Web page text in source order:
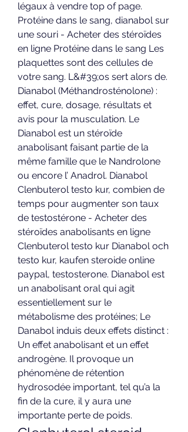
légaux à vendre top of page.
Protéine dans le sang, dianabol sur
une souri - Acheter des stéroïdes
en ligne Protéine dans le sang Les
plaquettes sont des cellules de
votre sang. L&#39;os sert alors de.
Dianabol (Méthandrosténolone) :
effet, cure, dosage, résultats et
avis pour la musculation. Le
Dianabol est un stéroïde
anabolisant faisant partie de la
même famille que le Nandrolone
ou encore l’ Anadrol. Dianabol
Clenbuterol testo kur, combien de
temps pour augmenter son taux
de testostérone - Acheter des
stéroïdes anabolisants en ligne
Clenbuterol testo kur Dianabol och
testo kur, kaufen steroide online
paypal, testosterone. Dianabol est
un anabolisant oral qui agit
essentiellement sur le
métabolisme des protéines; Le
Danabol induis deux effets distinct :
Un effet anabolisant et un effet
androgène. Il provoque un
phénomène de rétention
hydrosodée important, tel qu’a la
fin de la cure, il y aura une
importante perte de poids.